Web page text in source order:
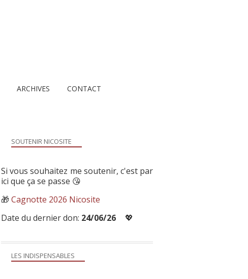
ARCHIVES CONTACT
LES INDISPENSABLES
SOUTENIR NICOSITE
Si vous souhaitez me soutenir, c'est par
ici que ça se passe 😘
🎁 Cagnotte 2026 Nicosite
Date du dernier don: 24/06/26 💖